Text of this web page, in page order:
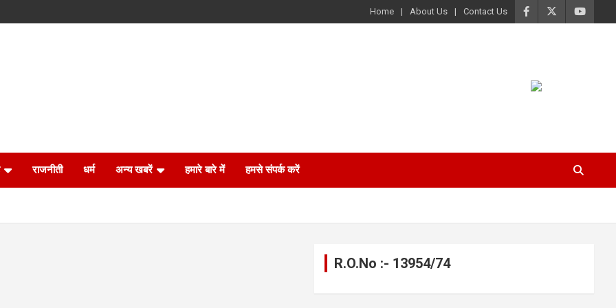
Home About Us Contact Us
राजनीती धर्म अन्य खबरें हमारे बारे में हमसे संपर्क करें
R.O.No :- 13954/74